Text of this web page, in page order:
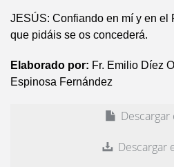
JESÚS: Confiando en mí y en el
que pidáis se os concederá.
Elaborado por: Fr. Emilio Díez
Espinosa Fernández
Descargar
Descargar